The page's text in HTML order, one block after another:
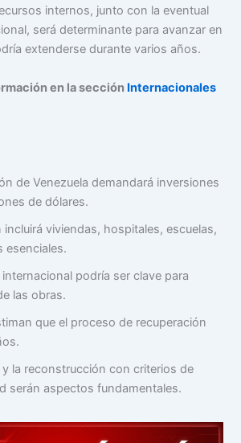
internos, junto con la eventual
será determinante para avanzar en
extenderse durante varios años.
en la sección Internacionales
de Venezuela demandará inversiones
de dólares.
incluirá viviendas, hospitales, escuelas,
esenciales.
podría ser clave para
las obras.
que el proceso de recuperación
la reconstrucción con criterios de
serán aspectos fundamentales.